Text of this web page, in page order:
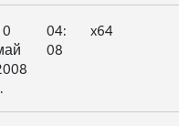
04:
08
x64